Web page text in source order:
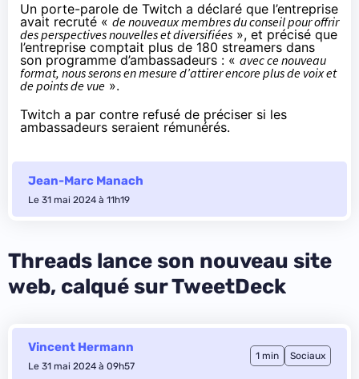
Un porte-parole de Twitch a déclaré que l’entreprise
avait recruté « de nouveaux membres du conseil pour offrir
des perspectives nouvelles et diversifiées », et précisé que
l’entreprise comptait plus de 180 streamers dans
son programme d’ambassadeurs : « avec ce nouveau
format, nous serons en mesure d’attirer encore plus de voix et
de points de vue ».
Twitch a par contre refusé de préciser si les
ambassadeurs seraient rémunérés.
Jean-Marc Manach
Le 31 mai 2024 à 11h19
Threads lance son nouveau site
web, calqué sur TweetDeck
Vincent Hermann
Le 31 mai 2024 à 09h57
1 min Sociaux